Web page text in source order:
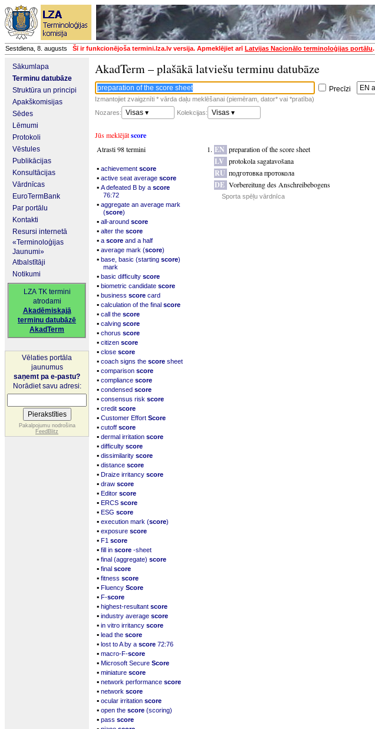
Sestdiena, 8. augusts Šī ir funkcionējoša termini.lza.lv versija. Apmeklējiet arīLatvijas Nacionālo terminoloģijas portālu.
Sākumlapa
Terminu datubāze
Struktūra un principi
Apakškomisijas
Sēdes
Lēmumi
Protokoli
Vēstules
Publikācijas
Konsultācijas
Vārdnīcas
EuroTermBank
Par portālu
Kontakti
Resursi internetā
«Terminoloģijas
Jaunumi»
Atbalstītāji
Notikumi
LZA TK termini
atrodami
Akadēmiskajā
terminu datubāzē
AkadTerm
Vēlaties portāla
jaunumus
saņemt pa e-pastu?
Norādiet savu adresi:
Pakalpojumu nodrošina
FeedBlitz
AkadTerm – plašākā latviešu terminu datubāze
Precīzi
Izmantojiet zvaigznīti * vārda daļu meklēšanai (piemēram, dator* vai *pratība)
Nozares:
Visas ▾ Kolekcijas: Visas ▾
Jūs meklējātscore
Atrasti 98 termini
▪ achievement score
▪ active seat average score
▪ A defeated B by a score
76:72
▪ aggregate an average mark
(score)
▪ all-around score
▪ alter the score
▪ a score and a half
▪ average mark (score)
▪ base, basic (starting score)
mark
▪ basic difficulty score
▪ biometric candidate score
▪ business score card
▪ calculation of the final score
▪ call the score
▪ calving score
▪ chorus score
▪ citizen score
▪ close score
▪ coach signs the score sheet
▪ comparison score
▪ compliance score
▪ condensed score
▪ consensus risk score
▪ credit score
▪ Customer Effort Score
▪ cutoff score
▪ dermal irritation score
▪ difficulty score
▪ dissimilarity score
▪ distance score
▪ Draize irritancy score
▪ draw score
▪ Editor score
▪ ERCS score
▪ ESG score
▪ execution mark (score)
▪ exposure score
▪ F1 score
▪ fill in score -sheet
▪ final (aggregate) score
▪ final score
▪ fitness score
▪ Fluency Score
▪ F-score
▪ highest-resultant score
▪ industry average score
▪ in vitro irritancy score
▪ lead the score
▪ lost to A by a score 72:76
▪ macro-F-score
▪ Microsoft Secure Score
▪ miniature score
▪ network performance score
▪ network score
▪ ocular irritation score
▪ open the score (scoring)
▪ pass score
EN preparation of the score sheet
LV protokola sagatavošana
RU подготовка протокола
DE Vorbereitung des Anschreibebogens
Sporta spēļu vārdnīca